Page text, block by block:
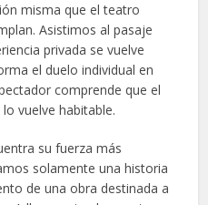
misma que el teatro
Asistimos al pasaje
privada se vuelve
el duelo individual en
comprende que el
vuelve habitable.
su fuerza más
solamente una historia
de una obra destinada a